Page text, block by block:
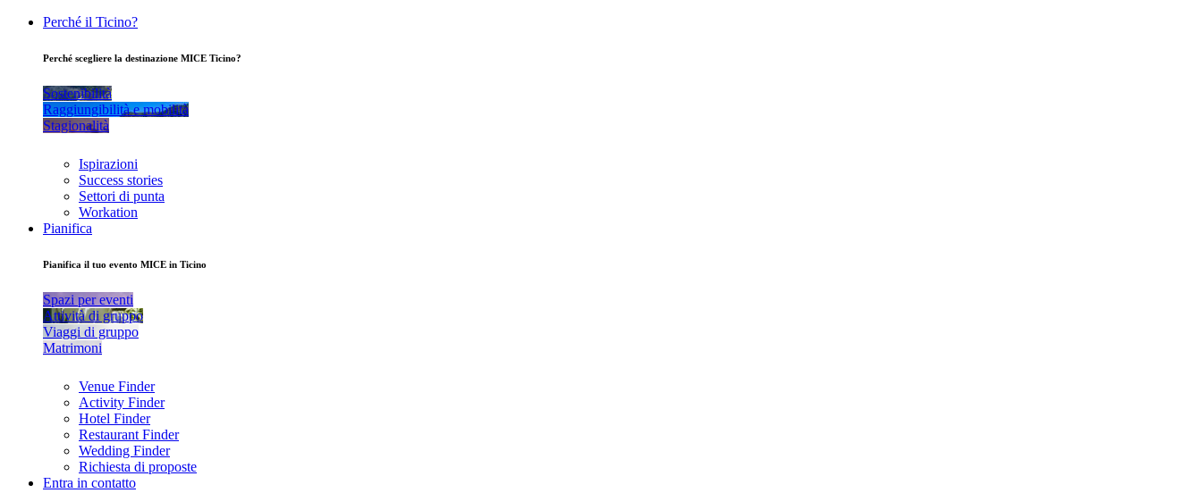
Perché il Ticino?
Perché scegliere la destinazione MICE Ticino?
Sostenibilità
Raggiungibilità e mobilità
Stagionalità
Ispirazioni
Success stories
Settori di punta
Workation
Pianifica
Pianifica il tuo evento MICE in Ticino
Spazi per eventi
Attività di gruppo
Viaggi di gruppo
Matrimoni
Venue Finder
Activity Finder
Hotel Finder
Restaurant Finder
Wedding Finder
Richiesta di proposte
Entra in contatto